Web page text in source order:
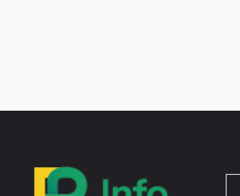
contenuto